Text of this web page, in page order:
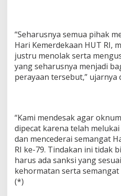
“Seharusnya semua pihak
Hari Kemerdekaan HUT RI,
justru menolak serta
yang seharusnya menjadi
perayaan tersebut,” ujarnya
“Kami mendesak agar
dipecat karena telah
dan mencederai semangat
RI ke-79. Tindakan ini tidak
harus ada sanksi yang
kehormatan serta semangat
(*)